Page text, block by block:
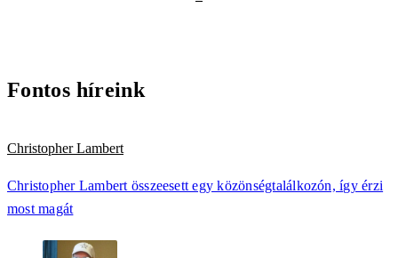
Fontos híreink
Christopher Lambert
Christopher Lambert összeesett egy közönségtalálkozón, így érzi
most magát